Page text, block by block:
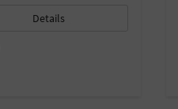
Details